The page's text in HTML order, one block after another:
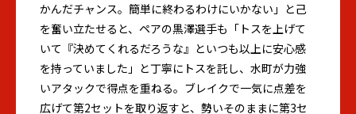
かんだチャンス。簡単に終わるわけにいかない」と己
を奮い立たせると、ペアの黒澤選手も「トスを上げて
いて『決めてくれるだろうな』といつも以上に安心感
を持っていました」と丁寧にトスを託し、水町が力強
いアタックで得点を重ねる。ブレイクで一気に点差を
広げて第2セットを取り返すと、勢いそのままに第3セ